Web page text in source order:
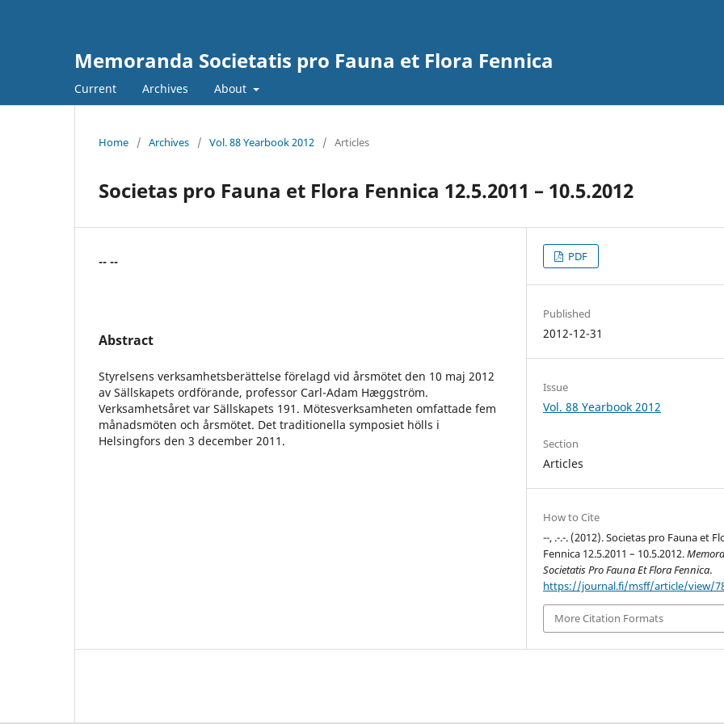
Memoranda Societatis pro Fauna et Flora Fennica
Current Archives About
Home / Archives / Vol. 88 Yearbook 2012 / Articles
Societas pro Fauna et Flora Fennica 12.5.2011 – 10.5.2012
-- --
Abstract
Styrelsens verksamhetsberättelse förelagd vid årsmötet den 10 maj 2012
av Sällskapets ordförande, professor Carl-Adam Hæggström.
Verksamhetsåret var Sällskapets 191. Mötesverksamheten omfattade fem
månadsmöten och årsmötet. Det traditionella symposiet hölls i
Helsingfors den 3 december 2011.
PDF
Published
2012-12-31
Issue
Vol. 88 Yearbook 2012
Section
Articles
How to Cite
--, .-.-. (2012). Societas pro Fauna et
Fennica 12.5.2011 – 10.5.2012.
Societatis Pro Fauna Et Flora Fennica.
https://journal.fi/msff/article/view/
More Citation Formats